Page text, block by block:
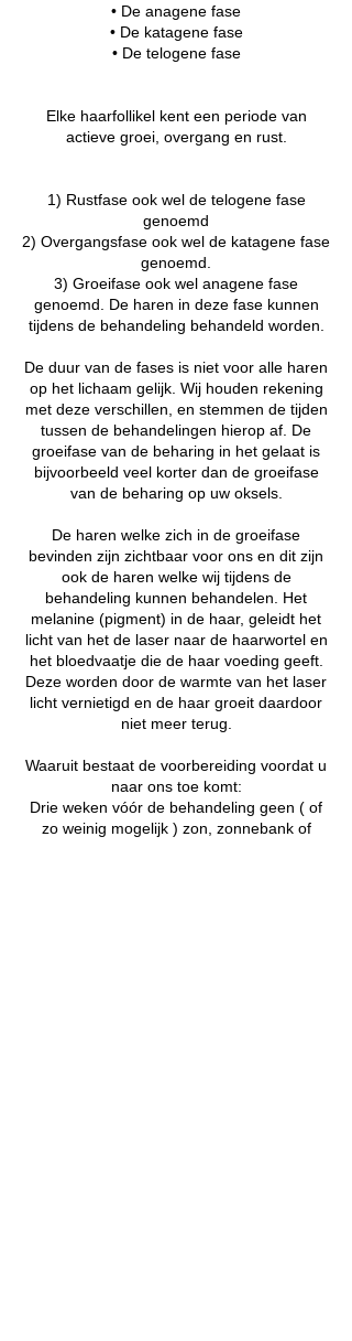
• De anagene fase
• De katagene fase
• De telogene fase
Elke haarfollikel kent een periode van
actieve groei, overgang en rust.
1) Rustfase ook wel de telogene fase
genoemd
2) Overgangsfase ook wel de katagene fase
genoemd.
3) Groeifase ook wel anagene fase
genoemd. De haren in deze fase kunnen
tijdens de behandeling behandeld worden.
De duur van de fases is niet voor alle haren
op het lichaam gelijk. Wij houden rekening
met deze verschillen, en stemmen de tijden
tussen de behandelingen hierop af. De
groeifase van de beharing in het gelaat is
bijvoorbeeld veel korter dan de groeifase
van de beharing op uw oksels.
De haren welke zich in de groeifase
bevinden zijn zichtbaar voor ons en dit zijn
ook de haren welke wij tijdens de
behandeling kunnen behandelen. Het
melanine (pigment) in de haar, geleidt het
licht van het de laser naar de haarwortel en
het bloedvaatje die de haar voeding geeft.
Deze worden door de warmte van het laser
licht vernietigd en de haar groeit daardoor
niet meer terug.
Waaruit bestaat de voorbereiding voordat u
naar ons toe komt:
Drie weken vóór de behandeling geen ( of
zo weinig mogelijk ) zon, zonnebank of